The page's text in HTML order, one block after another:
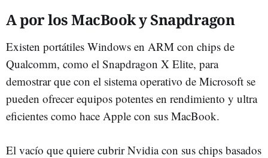
A por los MacBook y Snapdragon
Existen portátiles Windows en ARM con chips de
Qualcomm, como el Snapdragon X Elite, para
demostrar que con el sistema operativo de Microsoft se
pueden ofrecer equipos potentes en rendimiento y ultra
eficientes como hace Apple con sus MacBook.
El vacío que quiere cubrir Nvidia con sus chips basados